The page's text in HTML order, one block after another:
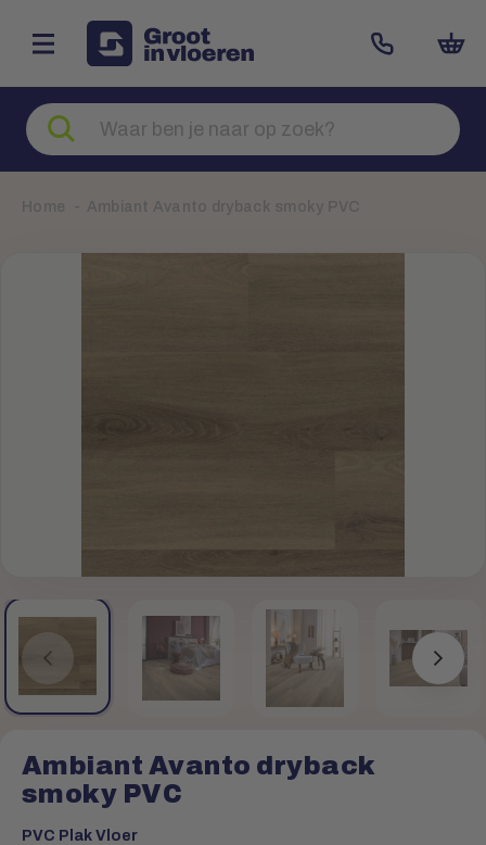
Zoeken
naar
producten
Home Ambiant Avanto dryback smoky PVC
Ambiant Avanto dryback
smoky PVC
PVC Plak Vloer